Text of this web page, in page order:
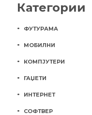
Категории
ФУТУРАМА
МОБИЛНИ
КОМПЈУТЕРИ
ГАЏЕТИ
ИНТЕРНЕТ
СОФТВЕР